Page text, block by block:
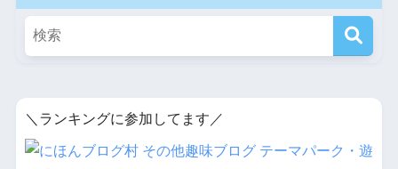
＼ランキングに参加してます／